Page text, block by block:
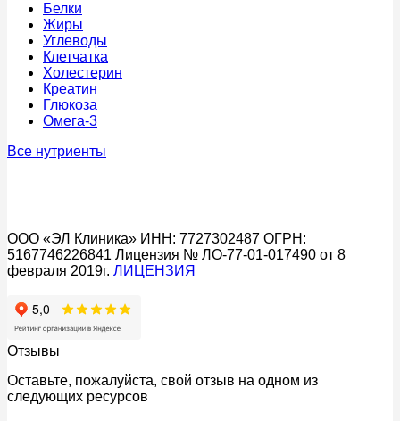
Белки
Жиры
Углеводы
Клетчатка
Холестерин
Креатин
Глюкоза
Омега-3
Все нутриенты
ООО «ЭЛ Клиника» ИНН: 7727302487 ОГРН:
5167746226841 Лицензия № ЛО-77-01-017490 от 8
февраля 2019г. ЛИЦЕНЗИЯ
Отзывы
Оставьте, пожалуйста, свой отзыв на одном из
следующих ресурсов